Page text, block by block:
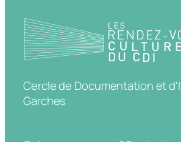
Cercle de Documentation et
Garches